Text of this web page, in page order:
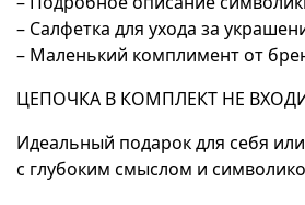
– Салфетка для ухода за
– Маленький комплимент от
ЦЕПОЧКА В КОМПЛЕКТ НЕ
Идеальный подарок для себя
с глубоким смыслом и